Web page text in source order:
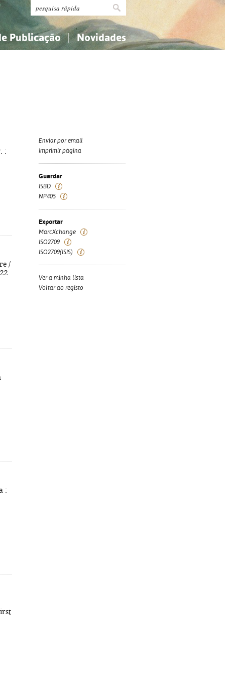
Publicação Novidades
:
/
:
Enviar por email
Imprimir página
Guardar
ISBD
NP405
Exportar
MarcXchange
ISO2709
ISO2709(ISIS)
Ver a minha lista
Voltar ao registo